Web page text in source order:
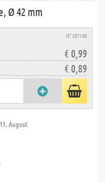
Ø 42 mm
N° 307140
€ 0,99
€ 0,89
August